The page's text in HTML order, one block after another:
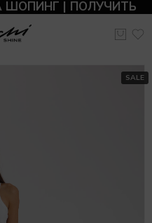
ШОПИНГ | ПОЛУЧИТЬ
SALE